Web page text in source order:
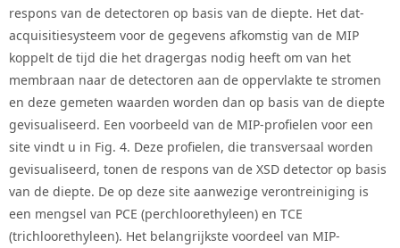
respons van de detectoren op basis van de diepte. Het dat-
acquisitiesysteem voor de gegevens afkomstig van de MIP
koppelt de tijd die het dragergas nodig heeft om van het
membraan naar de detectoren aan de oppervlakte te stromen
en deze gemeten waarden worden dan op basis van de diepte
gevisualiseerd. Een voorbeeld van de MIP-profielen voor een
site vindt u in Fig. 4. Deze profielen, die transversaal worden
gevisualiseerd, tonen de respons van de XSD detector op basis
van de diepte. De op deze site aanwezige verontreiniging is
een mengsel van PCE (perchloorethyleen) en TCE
(trichloorethyleen). Het belangrijkste voordeel van MIP-